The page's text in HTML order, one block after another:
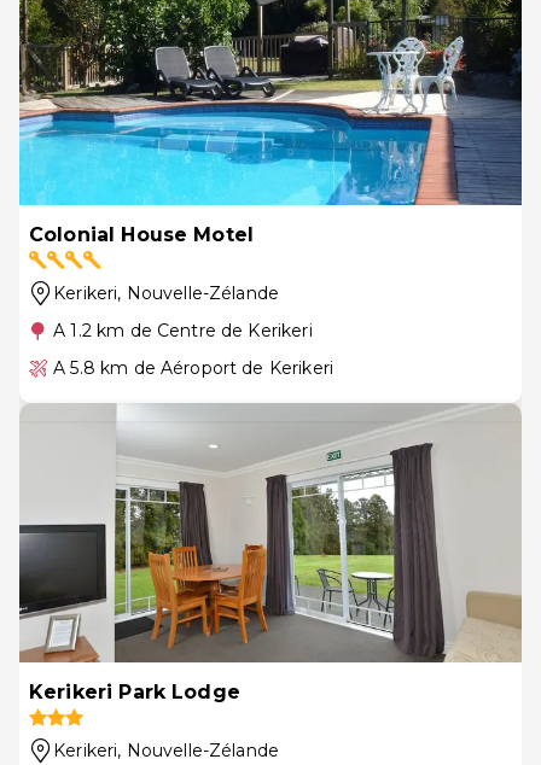
Colonial House Motel
Kerikeri, Nouvelle-Zélande
A 1.2 km de Centre de Kerikeri
A 5.8 km de Aéroport de Kerikeri
Kerikeri Park Lodge
Kerikeri, Nouvelle-Zélande